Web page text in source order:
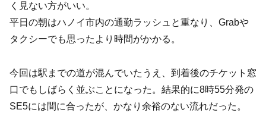
く見ない方がいい。
平日の朝はハノイ市内の通勤ラッシュと重なり、Grabや
タクシーでも思ったより時間がかかる。
今回は駅までの道が混んでいたうえ、到着後のチケット窓
口でもしばらく並ぶことになった。結果的に8時55分発の
SE5には間に合ったが、かなり余裕のない流れだった。